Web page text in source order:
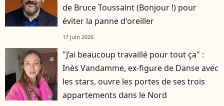
de Bruce Toussaint (Bonjour !) pour
éviter la panne d'oreiller
17 juin 2026
"J’ai beaucoup travaillé pour tout ça" :
Inès Vandamme, ex-figure de Danse avec
les stars, ouvre les portes de ses trois
appartements dans le Nord